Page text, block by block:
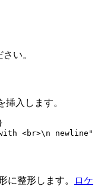
い。
挿入します。
に整形します。
ロケ